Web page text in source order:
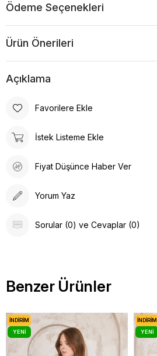
Ödeme Seçenekleri
Ürün Önerileri
Açıklama
Favorilere Ekle
İstek Listeme Ekle
Fiyat Düşünce Haber Ver
Yorum Yaz
Sorular (0) ve Cevaplar (0)
Benzer Ürünler
İNDIRIM
YENI
İNDIRIM
YENI